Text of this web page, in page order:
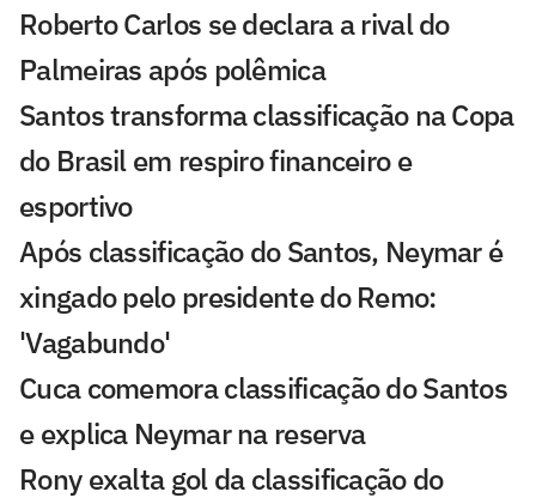
Roberto Carlos se declara a rival do
Palmeiras após polêmica
Santos transforma classificação na Copa
do Brasil em respiro financeiro e
esportivo
Após classificação do Santos, Neymar é
xingado pelo presidente do Remo:
'Vagabundo'
Cuca comemora classificação do Santos
e explica Neymar na reserva
Rony exalta gol da classificação do